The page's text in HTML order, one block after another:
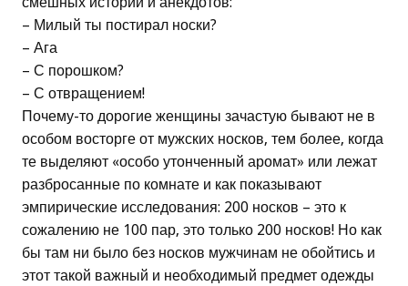
– Милый ты постирал носки?
– Ага
– С порошком?
– С отвращением!
Почему-то дорогие женщины зачастую бывают не в
особом восторге от мужских носков, тем более, когда
те выделяют «особо утонченный аромат» или лежат
разбросанные по комнате и как показывают
эмпирические исследования: 200 носков – это к
сожалению не 100 пар, это только 200 носков! Но как
бы там ни было без носков мужчинам не обойтись и
этот такой важный и необходимый предмет одежды